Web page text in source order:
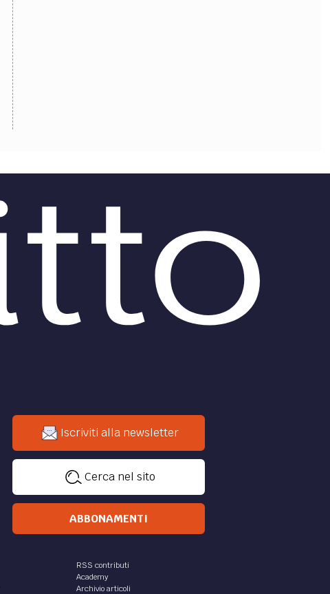
Iscriviti alla newsletter
Cerca nel sito
ABBONAMENTI
RSS contributi
Academy
Archivio articoli